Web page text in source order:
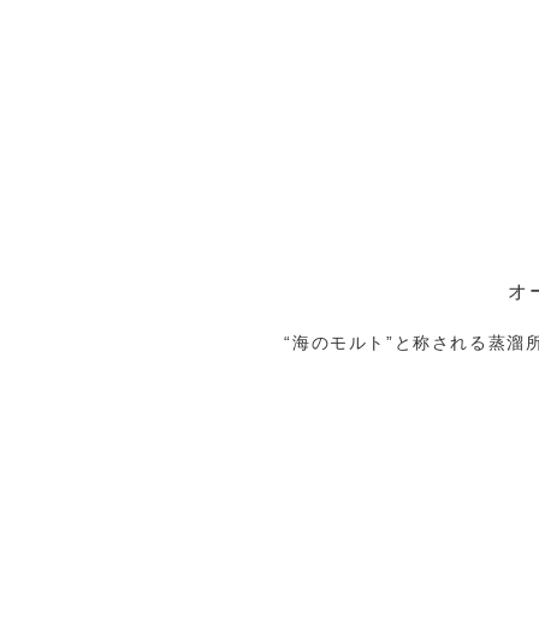
オ
“海のモルト”と称される蒸溜